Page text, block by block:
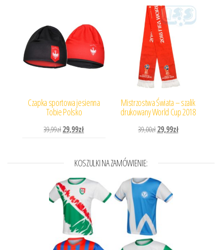
Czapka sportowa jesienna
Tobie Polsko
39,99złPierwotna cena wynosiła: 39,99zł.
29,99złAktualna cena wynosi: 29,99zł.
Mistrzostwa Świata – szalik
drukowany World Cup 2018
39,00zł Pierwotna cena wynosiła:
29,99złAktualna cena
KOSZULKI NA ZAMÓWIENIE: